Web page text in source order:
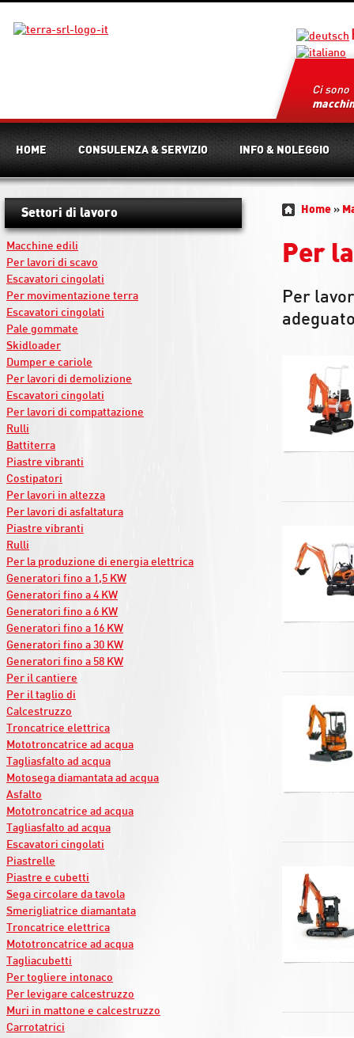
Ci sono
HOME CONSULENZA & SERVIZIO INFO & NOLEGGIO
Settori di lavoro
Macchine edili
Per lavori di scavo
Escavatori cingolati
Per movimentazione terra
Escavatori cingolati
Pale gommate
Skidloader
Dumper e cariole
Per lavori di demolizione
Escavatori cingolati
Per lavori di compattazione
Rulli
Battiterra
Piastre vibranti
Costipatori
Per lavori in altezza
Per lavori di asfaltatura
Piastre vibranti
Rulli
Per la produzione di energia elettrica
Generatori fino a 1,5 KW
Generatori fino a 4 KW
Generatori fino a 6 KW
Generatori fino a 16 KW
Generatori fino a 30 KW
Generatori fino a 58 KW
Per il cantiere
Per il taglio di
Calcestruzzo
Troncatrice elettrica
Mototroncatrice ad acqua
Tagliasfalto ad acqua
Motosega diamantata ad acqua
Asfalto
Mototroncatrice ad acqua
Tagliasfalto ad acqua
Escavatori cingolati
Piastrelle
Piastre e cubetti
Sega circolare da tavola
Smerigliatrice diamantata
Troncatrice elettrica
Mototroncatrice ad acqua
Tagliacubetti
Per togliere intonaco
Per levigare calcestruzzo
Muri in mattone e calcestruzzo
Carrotatrici
Home »
Per
Per